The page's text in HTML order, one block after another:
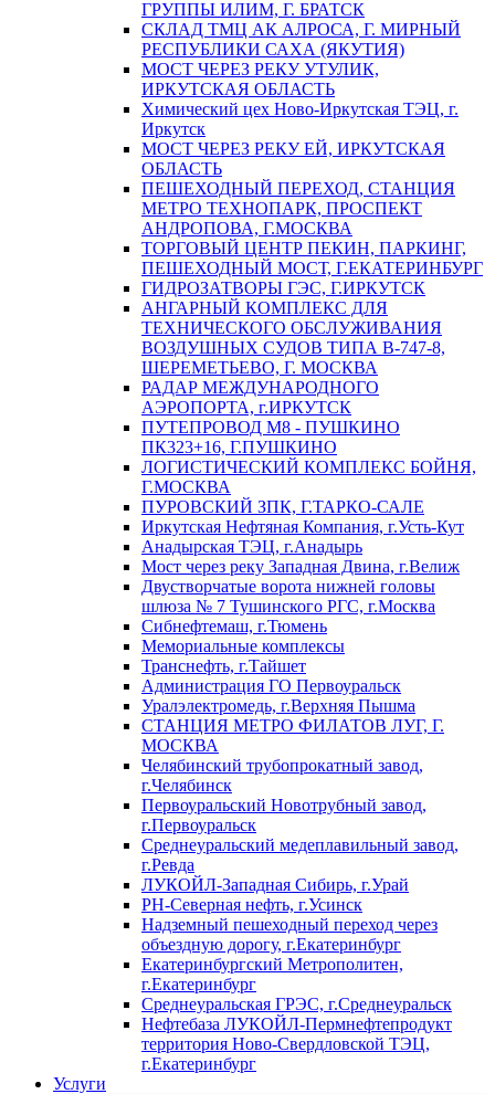
ГРУППЫ ИЛИМ, Г. БРАТСК
СКЛАД ТМЦ АК АЛРОСА, Г. МИРНЫЙ
РЕСПУБЛИКИ САХА (ЯКУТИЯ)
МОСТ ЧЕРЕЗ РЕКУ УТУЛИК,
ИРКУТСКАЯ ОБЛАСТЬ
Химический цех Ново-Иркутская ТЭЦ, г.
Иркутск
МОСТ ЧЕРЕЗ РЕКУ ЕЙ, ИРКУТСКАЯ
ОБЛАСТЬ
ПЕШЕХОДНЫЙ ПЕРЕХОД, СТАНЦИЯ
МЕТРО ТЕХНОПАРК, ПРОСПЕКТ
АНДРОПОВА, Г.МОСКВА
ТОРГОВЫЙ ЦЕНТР ПЕКИН, ПАРКИНГ,
ПЕШЕХОДНЫЙ МОСТ, Г.ЕКАТЕРИНБУРГ
ГИДРОЗАТВОРЫ ГЭС, Г.ИРКУТСК
АНГАРНЫЙ КОМПЛЕКС ДЛЯ
ТЕХНИЧЕСКОГО ОБСЛУЖИВАНИЯ
ВОЗДУШНЫХ СУДОВ ТИПА В-747-8,
ШЕРЕМЕТЬЕВО, Г. МОСКВА
РАДАР МЕЖДУНАРОДНОГО
АЭРОПОРТА, г.ИРКУТСК
ПУТЕПРОВОД М8 - ПУШКИНО
ПК323+16, Г.ПУШКИНО
ЛОГИСТИЧЕСКИЙ КОМПЛЕКС БОЙНЯ,
Г.МОСКВА
ПУРОВСКИЙ ЗПК, Г.ТАРКО-САЛЕ
Иркутская Нефтяная Компания, г.Усть-Кут
Анадырская ТЭЦ, г.Анадырь
Мост через реку Западная Двина, г.Велиж
Двустворчатые ворота нижней головы
шлюза № 7 Тушинского РГС, г.Москва
Сибнефтемаш, г.Тюмень
Мемориальные комплексы
Транснефть, г.Тайшет
Администрация ГО Первоуральск
Уралэлектромедь, г.Верхняя Пышма
СТАНЦИЯ МЕТРО ФИЛАТОВ ЛУГ, Г.
МОСКВА
Челябинский трубопрокатный завод,
г.Челябинск
Первоуральский Новотрубный завод,
г.Первоуральск
Среднеуральский медеплавильный завод,
г.Ревда
ЛУКОЙЛ-Западная Сибирь, г.Урай
РН-Северная нефть, г.Усинск
Надземный пешеходный переход через
объездную дорогу, г.Екатеринбург
Екатеринбургский Метрополитен,
г.Екатеринбург
Среднеуральская ГРЭС, г.Среднеуральск
Нефтебаза ЛУКОЙЛ-Пермнефтепродукт
территория Ново-Свердловской ТЭЦ,
г.Екатеринбург
Услуги